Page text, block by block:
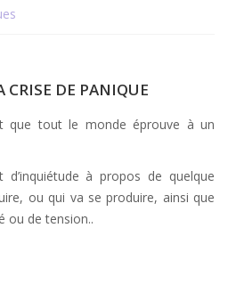
CRISE DE PANIQUE
que tout le monde éprouve à un
d’inquiétude à propos de quelque
ou qui va se produire, ainsi que
ou de tension..